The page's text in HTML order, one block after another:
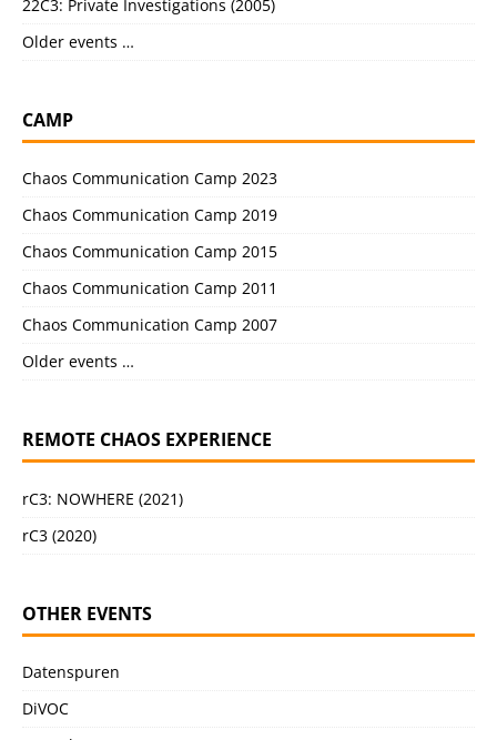
22C3: Private Investigations (2005)
Older events …
CAMP
Chaos Communication Camp 2023
Chaos Communication Camp 2019
Chaos Communication Camp 2015
Chaos Communication Camp 2011
Chaos Communication Camp 2007
Older events …
REMOTE CHAOS EXPERIENCE
rC3: NOWHERE (2021)
rC3 (2020)
OTHER EVENTS
Datenspuren
DiVOC